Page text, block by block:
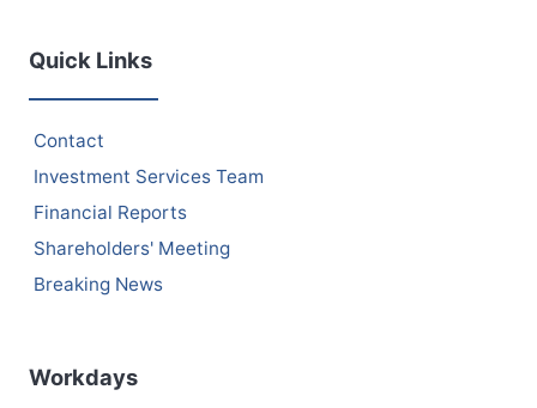
Quick Links
Contact
Investment Services Team
Financial Reports
Shareholders' Meeting
Breaking News
Workdays